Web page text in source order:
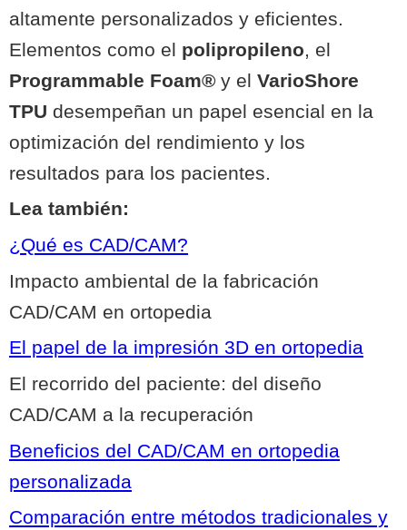
altamente personalizados y eficientes.
Elementos como el polipropileno , el
Programmable Foam® y el VarioShore
TPU desempeñan un papel esencial en la
optimización del rendimiento y los
resultados para los pacientes.
Lea también:
¿Qué es CAD/CAM?
Impacto ambiental de la fabricación
CAD/CAM en ortopedia
El papel de la impresión 3D en ortopedia
El recorrido del paciente: del diseño
CAD/CAM a la recuperación
Beneficios del CAD/CAM en ortopedia
personalizada
Comparación entre métodos tradicionales y